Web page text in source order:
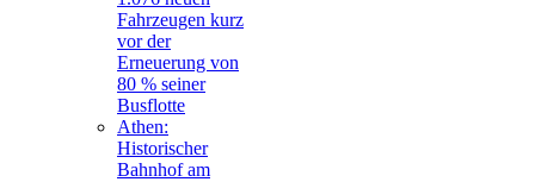
Fahrzeugen kurz
vor der
Erneuerung von
80 % seiner
Busflotte
Athen:
Historischer
Bahnhof am